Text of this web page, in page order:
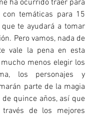
ha ocurrido traer para
temáticas para 15
te ayudará a tomar
Pero vamos, nada de
vale la pena en esta
menos elegir los
los personajes y
parte de la magia
quince años, así que
través de los mejores